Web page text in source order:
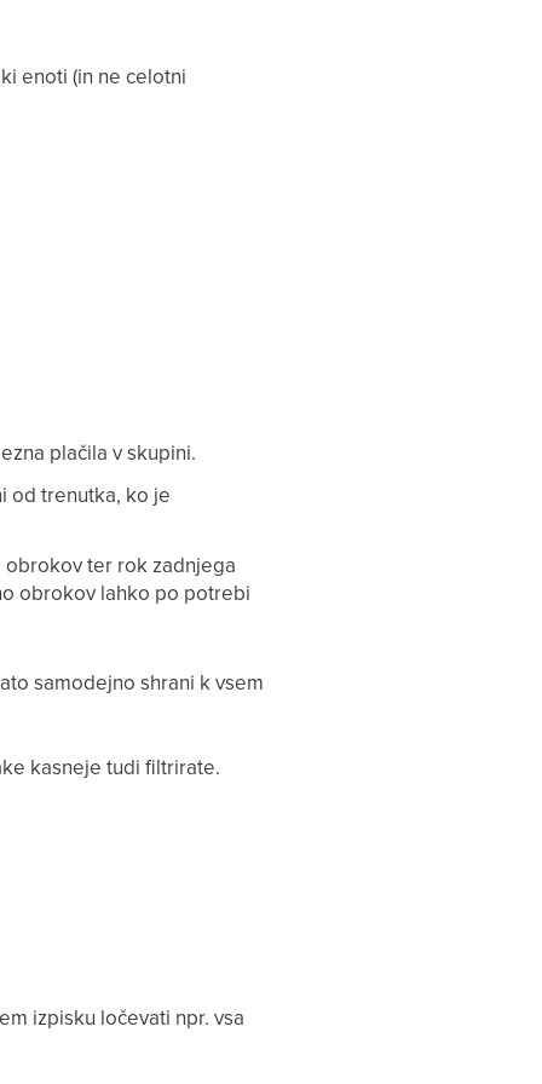
enoti (in ne celotni
plačila v skupini.
od trenutka, ko je
ter rok zadnjega
obrokov lahko po potrebi
samodejno shrani k vsem
kasneje tudi filtrirate.
izpisku ločevati npr. vsa